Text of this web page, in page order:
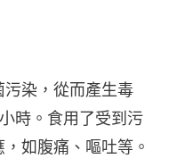
染，從而產生毒
時。食用了受到污
如腹痛、嘔吐等。